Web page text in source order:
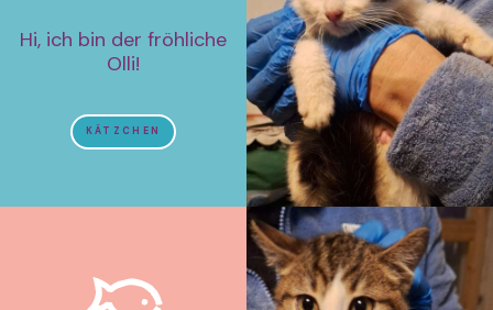
Hi, ich bin der fröhliche
Olli!
KÄTZCHEN